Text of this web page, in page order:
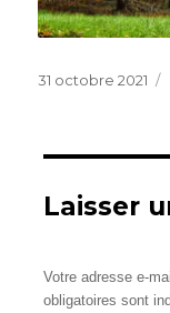
Publié
31 octobre 2021
Laisser
Votre adresse e-
obligatoires sont